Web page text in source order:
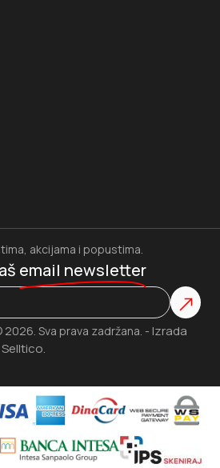
Sva prava zadržana. - Izrada
Selltico.
akcijama i popustima.
email newsletter